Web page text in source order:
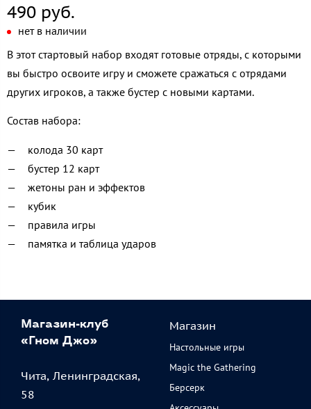
490 руб.
нет в наличии
В этот стартовый набор входят готовые отряды, с которыми
вы быстро освоите игру и сможете сражаться с отрядами
других игроков, а также бустер с новыми картами.
Состав набора:
колода 30 карт
бустер 12 карт
жетоны ран и эффектов
кубик
правила игры
памятка и таблица ударов
Магазин-клуб
«Гном Джо»
Чита, Ленинградская,
58
Магазин
Настольные игры
Magic the Gathering
Берсерк